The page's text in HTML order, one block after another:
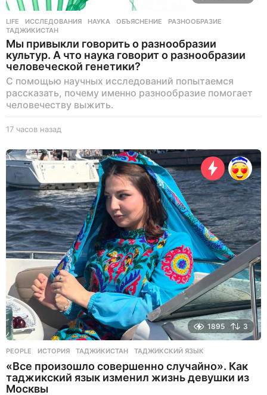
LIFE ИССЛЕДОВАНИЯ ,НАУКА ,ОБЪЯСНЕНИЕ ,РАЗНООБРАЗИЕ
ТАДЖИКИСТАН
Мы привыкли говорить о разнообразии
культур. А что наука говорит о разнообразии
человеческой генетики?
С помощью научных исследований попытаемся
рассказать, почему именно разнообразие помогает
человечеству выжить.
17 часов назад
ч
а
о
в
н
а
з
а
д
1895 3
PEOPLE ИСТОРИЯ ,ТАДЖИКИСТАН ,ТАДЖИКСКИЙ ЯЗЫК
«Все произошло совершенно случайно». Как
таджикский язык изменил жизнь девушки из
Москвы